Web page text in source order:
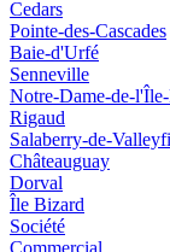
Cedars
Pointe-des-Cascades
Baie-d'Urfé
Senneville
Notre-Dame-de-
Rigaud
Salaberry-de-
Châteauguay
Dorval
Île Bizard
Société
Commercial